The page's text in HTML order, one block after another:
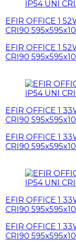
EFIR OFFICE 1
CRI90
EFIR OFFICE 1
CRI90
EFIR OFFICE 1
CRI90
EFIR OFFICE 1
CRI90
EFIR OFFICE 1
CRI90
EFIR OFFICE 1
CRI90